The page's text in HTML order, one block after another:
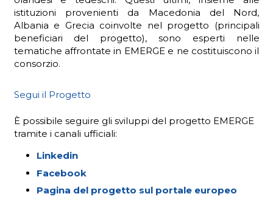
istituzioni provenienti da Macedonia del Nord,
Albania e Grecia coinvolte nel progetto (principali
beneficiari del progetto), sono esperti nelle
tematiche affrontate in EMERGE e ne costituiscono il
consorzio.
Segui il Progetto
È possibile seguire gli sviluppi del progetto EMERGE
tramite i canali ufficiali:
Linkedin
Facebook
Pagina del progetto sul portale europeo